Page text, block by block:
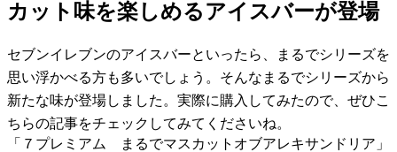
カット味を楽しめるアイスバーが登場
セブンイレブンのアイスバーといったら、まるでシリーズを
思い浮かべる方も多いでしょう。そんなまるでシリーズから
新たな味が登場しました。実際に購入してみたので、ぜひこ
ちらの記事をチェックしてみてくださいね。
「７プレミアム まるでマスカットオブアレキサンドリア」